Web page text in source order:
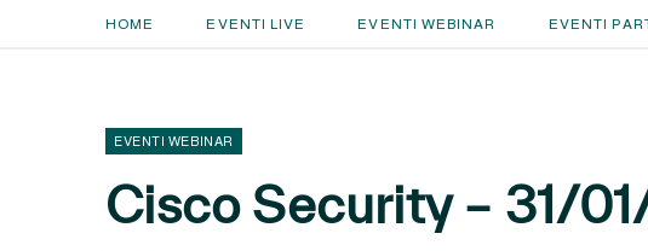
HOME EVENTI LIVE EVENTI WEBINAR EVENTI
EVENTI WEBINAR
Cisco Security – 31/